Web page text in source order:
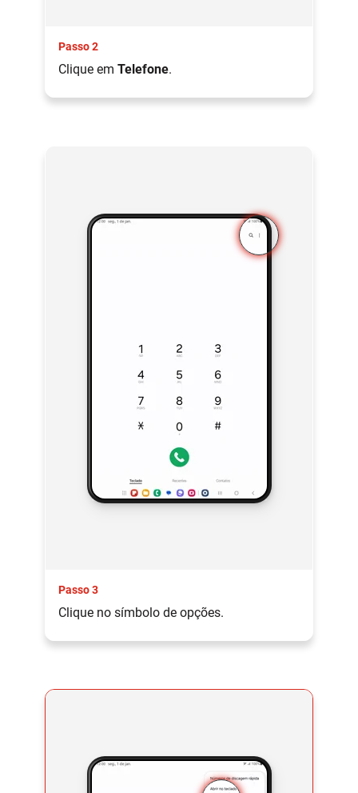
Passo 2
Clique em Telefone.
Passo 3
Clique no símbolo de opções.